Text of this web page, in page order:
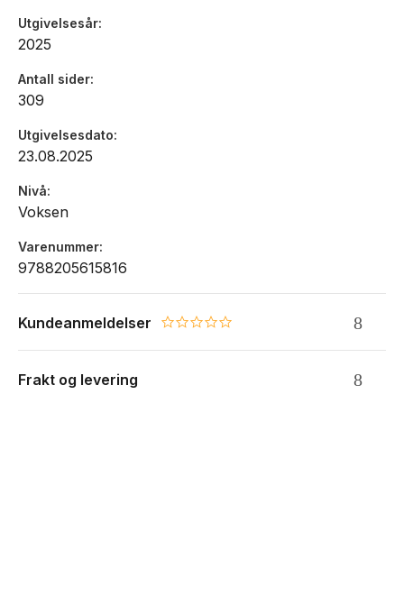
Utgivelsesår
2025
Antall sider
309
Utgivelsesdato
23.08.2025
Nivå
Voksen
Varenummer
9788205615816
Kundeanmeldelser 0.0 star rating
Frakt og levering